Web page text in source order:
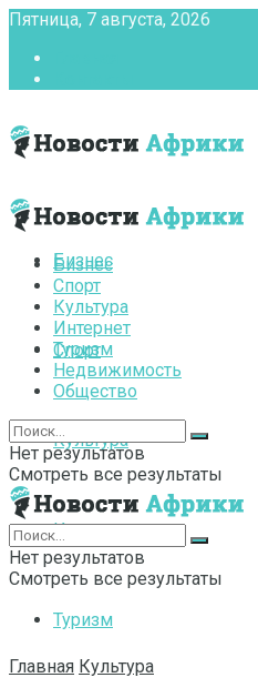
Пятница, 7 августа, 2026
Бизнес
Спорт
Культура
Интернет
Туризм
Бизнес
Спорт
Культура
Интернет
Туризм
Недвижимость
Общество
Нет результатов
Смотреть все результаты
Нет результатов
Смотреть все результаты
Главная Культура